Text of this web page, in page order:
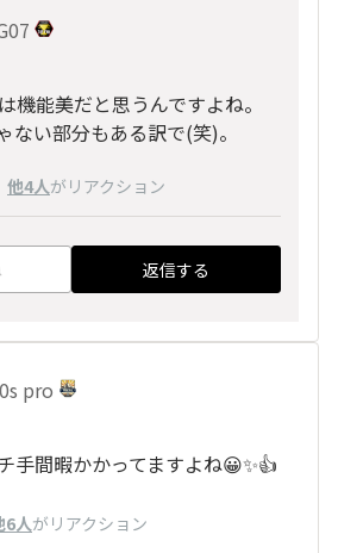
機能美だと思うんですよね。
ない部分もある訳で(笑)。
他4人がリアクション
返信する
pro
手間暇かかってますよね😀✨👍
6人がリアクション